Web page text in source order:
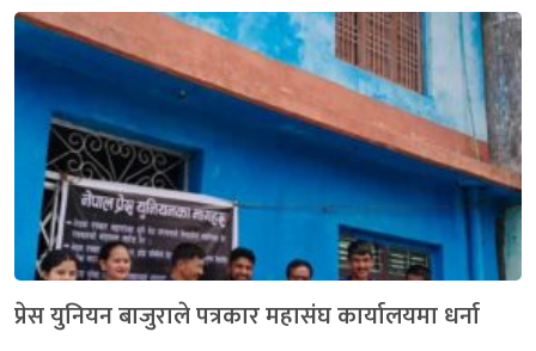
प्रेस युनियन बाजुराले पत्रकार महासंघ कार्यालयमा धर्ना